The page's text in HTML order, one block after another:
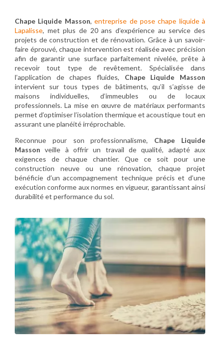
Chape Liquide Masson,entreprise de pose chape liquide à
Lapalisse, met plus de 20 ans d’expérience au service des
projets de construction et de rénovation. Grâce à un savoir-
faire éprouvé, chaque intervention est réalisée avec précision
afin de garantir une surface parfaitement nivelée, prête à
recevoir tout type de revêtement. Spécialisée dans
l’application de chapes fluides, Chape Liquide Masson
intervient sur tous types de bâtiments, qu’il s’agisse de
maisons individuelles, d’immeubles ou de locaux
professionnels. La mise en œuvre de matériaux performants
permet d’optimiser l’isolation thermique et acoustique tout en
assurant une planéité irréprochable.
Reconnue pour son professionnalisme, Chape Liquide
Masson veille à offrir un travail de qualité, adapté aux
exigences de chaque chantier. Que ce soit pour une
construction neuve ou une rénovation, chaque projet
bénéficie d’un accompagnement technique précis et d’une
exécution conforme aux normes en vigueur, garantissant ainsi
durabilité et performance du sol.